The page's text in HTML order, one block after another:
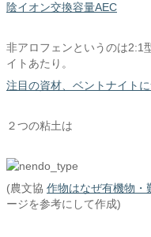
陰イオン交換容量AEC
非アロフェンというのは2:1
イトあたり。
注目の資材、ベントナイト
２つの粘土は
(農文協 作物はなぜ有機物・
ージを参考にして作成)